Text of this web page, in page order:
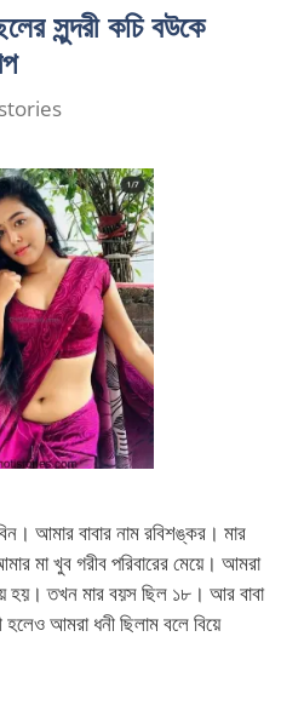
সুন্দরী কচি বউকে
আমার বাবার নাম রবিশঙ্কর। মার
মা খুব গরীব পরিবারের মেয়ে। আমরা
হয়। তখন মার বয়স ছিল ১৮। আর বাবা
আমরা ধনী ছিলাম বলে বিয়ে